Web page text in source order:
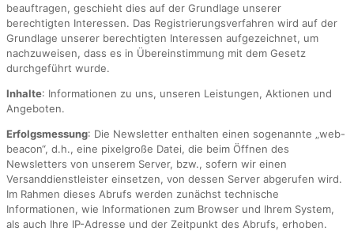
beauftragen, geschieht dies auf der Grundlage unserer
berechtigten Interessen. Das Registrierungsverfahren wird auf der
Grundlage unserer berechtigten Interessen aufgezeichnet, um
nachzuweisen, dass es in Übereinstimmung mit dem Gesetz
durchgeführt wurde.
Inhalte: Informationen zu uns, unseren Leistungen, Aktionen und
Angeboten.
Erfolgsmessung: Die Newsletter enthalten einen sogenannte „web-
beacon“, d.h., eine pixelgroße Datei, die beim Öffnen des
Newsletters von unserem Server, bzw., sofern wir einen
Versanddienstleister einsetzen, von dessen Server abgerufen wird.
Im Rahmen dieses Abrufs werden zunächst technische
Informationen, wie Informationen zum Browser und Ihrem System,
als auch Ihre IP-Adresse und der Zeitpunkt des Abrufs, erhoben.